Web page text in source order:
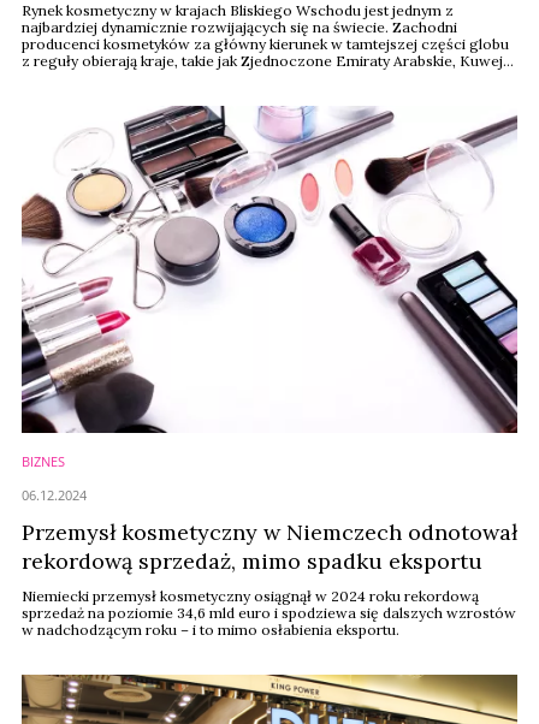
Rynek kosmetyczny w krajach Bliskiego Wschodu jest jednym z
najbardziej dynamicznie rozwijających się na świecie. Zachodni
producenci kosmetyków za główny kierunek w tamtejszej części globu
z reguły obierają kraje, takie jak Zjednoczone Emiraty Arabskie, Kuwejt
też pozostający nieco w cieniu ...
BIZNES
Przemysł kosmetyczny w Niemczech odnotował
rekordową sprzedaż, mimo spadku eksportu
Niemiecki przemysł kosmetyczny osiągnął w 2024 roku rekordową
sprzedaż na poziomie 34,6 mld euro i spodziewa się dalszych wzrostów
w nadchodzącym roku – i to mimo osłabienia eksportu.
06.12.2024